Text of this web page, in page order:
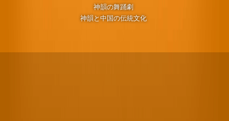
神韻の舞踊劇
神韻と中国の伝統文化